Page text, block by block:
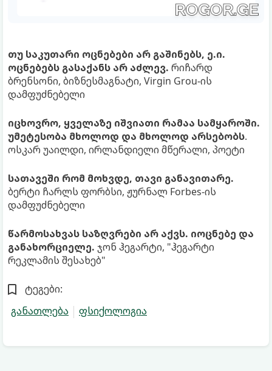
თუ საკუთარი ოცნებები არ გაშინებს, ე.ი.
ოცნებებს გასაქანს არ აძლევ. რიჩარდ
ბრენსონი, ბიზნესმაგნატი, Virgin Grou-ის
დამფუძნებელი
იცხოვრო, ყველაზე იშვიათი რამაა სამყაროში.
უმეტესობა მხოლოდ და მხოლოდ არსებობს.
ოსკარ უაილდი, ირლანდიელი მწერალი, პოეტი
სათავეში რომ მოხვდე, თავი განავითარე.
ბერტი ჩარლს ფორბსი, ჟურნალ Forbes-ის
დამფუძნებელი
წარმოსახვას საზღვრები არ აქვს. იოცნებე და
განახორციელე. ჯონ ჰეგარტი, "ჰეგარტი
რეკლამის შესახებ"
ტეგები:
განათლება
ფსიქოლოგია